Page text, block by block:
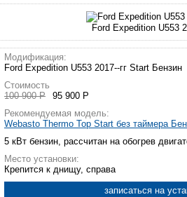
Ford Expedition U553
Модификация:
Ford Expedition U553 2017--гг Start Бензин
Стоимость
100 900 Р
95 900 Р
Рекомендуемая модель:
Webasto Thermo Top Start без таймера
5 кВт бензин, рассчитан на обогрев
Место установки:
Крепится к днищу, справа
записаться на